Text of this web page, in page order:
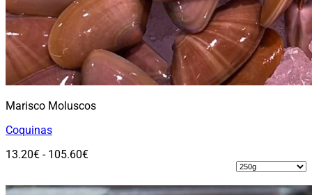
Marisco Moluscos
Coquinas
13.20€ - 105.60€Rango
Este